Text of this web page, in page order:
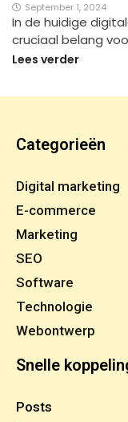
September 1, 2024
In de huidige
cruciaal belang
Lees verder
Categorieën
Digital marketing
E-commerce
Marketing
SEO
Software
Technologie
Webontwerp
Snelle
Posts